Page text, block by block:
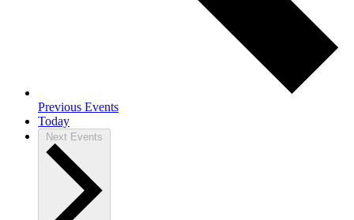
Previous Events
Today
Next Events